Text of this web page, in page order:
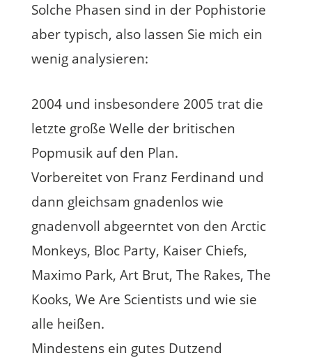
Solche Phasen sind in der Pophistorie
aber typisch, also lassen Sie mich ein
wenig analysieren:
2004 und insbesondere 2005 trat die
letzte große Welle der britischen
Popmusik auf den Plan.
Vorbereitet von Franz Ferdinand und
dann gleichsam gnadenlos wie
gnadenvoll abgeerntet von den Arctic
Monkeys, Bloc Party, Kaiser Chiefs,
Maximo Park, Art Brut, The Rakes, The
Kooks, We Are Scientists und wie sie
alle heißen.
Mindestens ein gutes Dutzend